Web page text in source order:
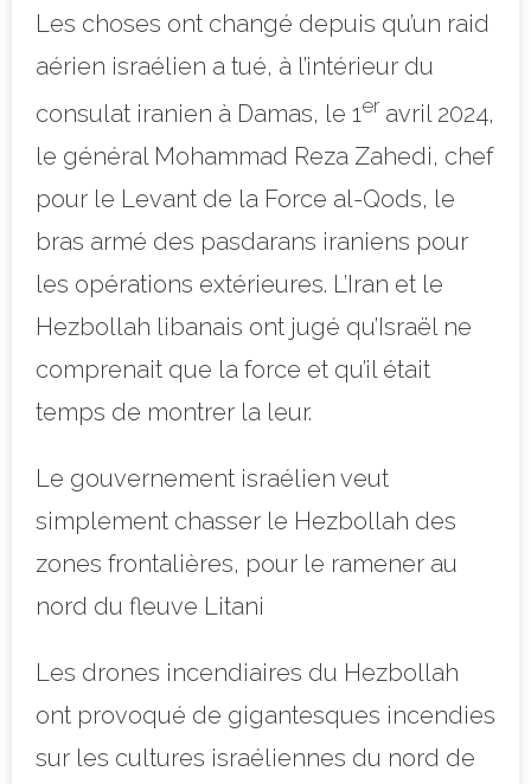
Les choses ont changé depuis qu’un raid
aérien israélien a tué, à l’intérieur du
consulat iranien à Damas, le 1 er avril 2024,
le général Mohammad Reza Zahedi, chef
pour le Levant de la Force al-Qods, le
bras armé des pasdarans iraniens pour
les opérations extérieures. L’Iran et le
Hezbollah libanais ont jugé qu’Israël ne
comprenait que la force et qu’il était
temps de montrer la leur.
Le gouvernement israélien veut
simplement chasser le Hezbollah des
zones frontalières, pour le ramener au
nord du fleuve Litani
Les drones incendiaires du Hezbollah
ont provoqué de gigantesques incendies
sur les cultures israéliennes du nord de